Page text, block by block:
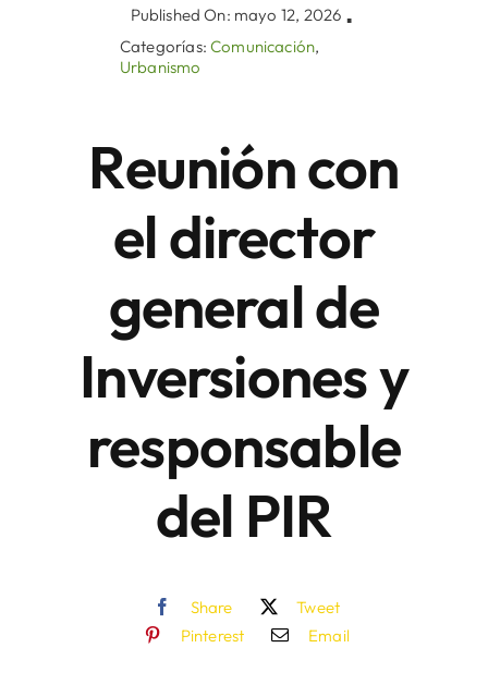
Sede Electrónica
Published On: mayo 12, 2026 ▪
Categorías:Comunicación,
Urbanismo
Reunión con
el director
general de
Inversiones y
responsable
del PIR
Share
Tweet
Pinterest
Email